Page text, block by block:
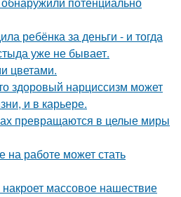
ребёнка за деньги - и тогда
уже не бывает.
цветами.
здоровый нарциссизм может
и в карьере.
превращаются в целые миры
на работе может стать
массовое нашествие